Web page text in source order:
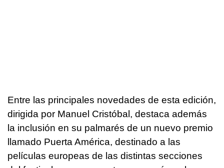
Entre las principales novedades de esta edición,
dirigida por Manuel Cristóbal, destaca además
la inclusión en su palmarés de un nuevo premio
llamado Puerta América, destinado a las
películas europeas de las distintas secciones